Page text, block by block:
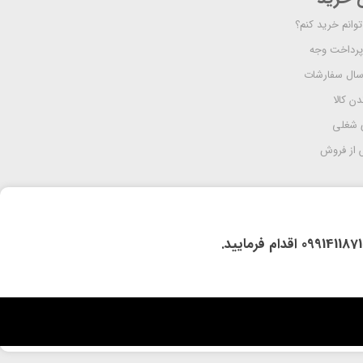
خرید کنم؟
وجه
سفارشات
کالا
شغلی
فروش